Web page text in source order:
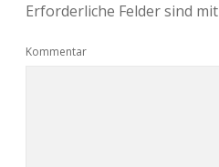
Erforderliche Felder sind mit
Kommentar